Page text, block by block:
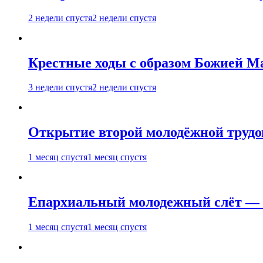
2 недели спустя2 недели спустя
Крестные ходы с образом Божией
3 недели спустя2 недели спустя
Открытие второй молодёжной
1 месяц спустя1 месяц спустя
Епархиальный молодежный слёт —
1 месяц спустя1 месяц спустя